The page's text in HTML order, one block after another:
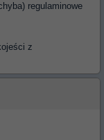
regulaminowe
z